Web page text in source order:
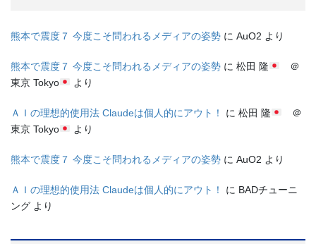
熊本で震度７ 今度こそ問われるメディアの姿勢 に AuO2 より
熊本で震度７ 今度こそ問われるメディアの姿勢 に 松田 隆
＠
東京 Tokyo
より
ＡＩの理想的使用法 Claudeは個人的にアウト！ に 松田 隆
＠
東京 Tokyo
より
熊本で震度７ 今度こそ問われるメディアの姿勢 に AuO2 より
ＡＩの理想的使用法 Claudeは個人的にアウト！ に BADチューニ
ング より